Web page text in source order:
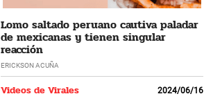
Lomo saltado peruano cautiva paladar
de mexicanas y tienen singular
reacción
ERICKSON ACUÑA
Videos de Virales 2024/06/16